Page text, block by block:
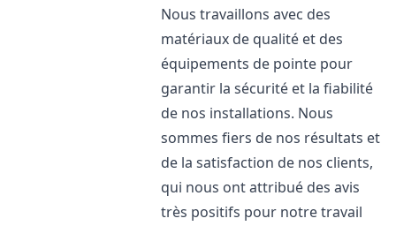
Nous travaillons avec des
matériaux de qualité et des
équipements de pointe pour
garantir la sécurité et la fiabilité
de nos installations. Nous
sommes fiers de nos résultats et
de la satisfaction de nos clients,
qui nous ont attribué des avis
très positifs pour notre travail